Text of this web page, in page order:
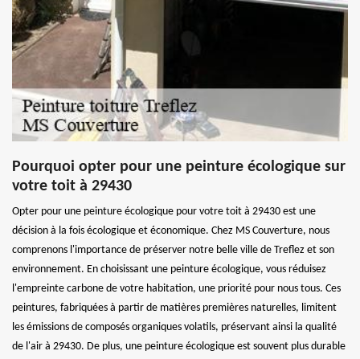
Pourquoi opter pour une peinture écologique sur
votre toit à 29430
Opter pour une peinture écologique pour votre toit à 29430 est une
décision à la fois écologique et économique. Chez MS Couverture, nous
comprenons l'importance de préserver notre belle ville de Treflez et son
environnement. En choisissant une peinture écologique, vous réduisez
l'empreinte carbone de votre habitation, une priorité pour nous tous. Ces
peintures, fabriquées à partir de matières premières naturelles, limitent
les émissions de composés organiques volatils, préservant ainsi la qualité
de l'air à 29430. De plus, une peinture écologique est souvent plus durable